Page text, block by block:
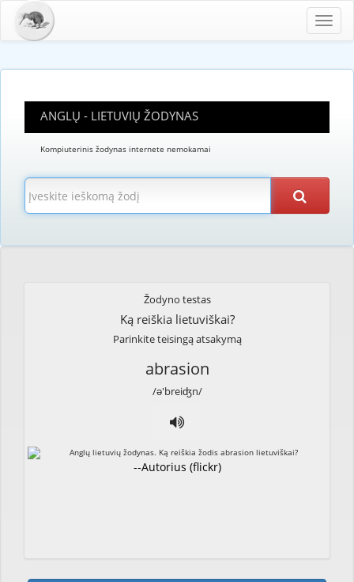
ANGLŲ - LIETUVIŲ ŽODYNAS
Kompiuterinis žodynas internete nemokamai
Žodyno testas
Ką reiškia lietuviškai?
Parinkite teisingą atsakymą
abrasion
/ə'breiʤn/
--Autorius (flickr)